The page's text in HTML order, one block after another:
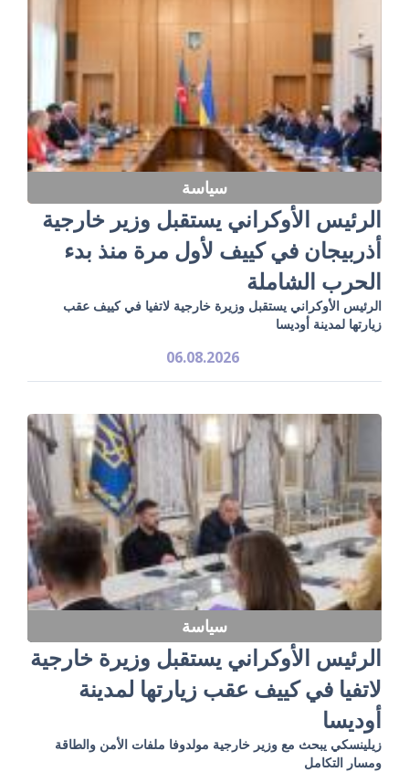
سياسة
الرئيس الأوكراني يستقبل وزير خارجية
أذربيجان في كييف لأول مرة منذ بدء
الحرب الشاملة
الرئيس الأوكراني يستقبل وزيرة خارجية لاتفيا في كييف عقب
زيارتها لمدينة أوديسا
06.08.2026
سياسة
الرئيس الأوكراني يستقبل وزيرة خارجية
لاتفيا في كييف عقب زيارتها لمدينة
أوديسا
زيلينسكي يبحث مع وزير خارجية مولدوفا ملفات الأمن والطاقة
ومسار التكامل